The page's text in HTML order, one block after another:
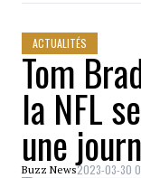
ACTUALITÉS
Tom
la NFL
une
Buzz News2023-03-30